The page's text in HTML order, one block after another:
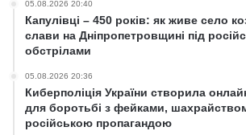
05.08.2026 20:40
Капулівці – 450 років: як живе село
слави на Дніпропетровщині під
обстрілами
05.08.2026 20:36
Киберполіція України створила
для боротьбі з фейками,
російською пропагандою